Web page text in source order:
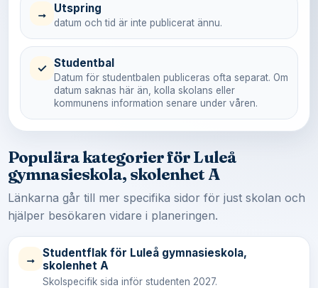
→ Utspring
datum och tid är inte publicerat ännu.
✓ Studentbal
Datum för studentbalen publiceras ofta separat. Om
datum saknas här än, kolla skolans eller
kommunens information senare under våren.
Populära kategorier för Luleå
gymnasieskola, skolenhet A
Länkarna går till mer specifika sidor för just skolan och
hjälper besökaren vidare i planeringen.
→ Studentflak för Luleå gymnasieskola,
skolenhet A
Skolspecifik sida inför studenten 2027.